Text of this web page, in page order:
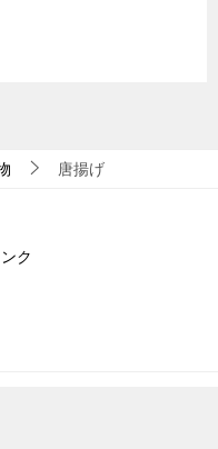
唐揚げ
ク